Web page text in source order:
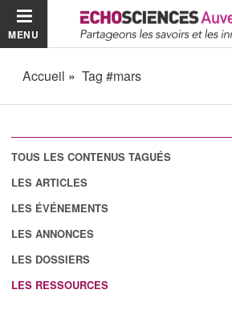
MENU
Accueil Tag #mars
TOUS LES CONTENUS TAGUÉS
LES ARTICLES
LES ÉVÉNEMENTS
LES ANNONCES
LES DOSSIERS
LES RESSOURCES